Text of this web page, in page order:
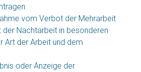
vom Verbot der Mehrarbeit
Nachtarbeit in besonderen
Art der Arbeit und dem
oder Anzeige der